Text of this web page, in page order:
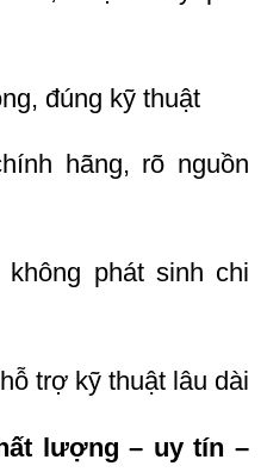
đúng kỹ thuật
hãng, rõ nguồn
phát sinh chi
trợ kỹ thuật lâu dài
lượng – uy tín –